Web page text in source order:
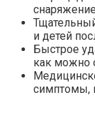
и детей
Быстрое
как можно
симптомы,